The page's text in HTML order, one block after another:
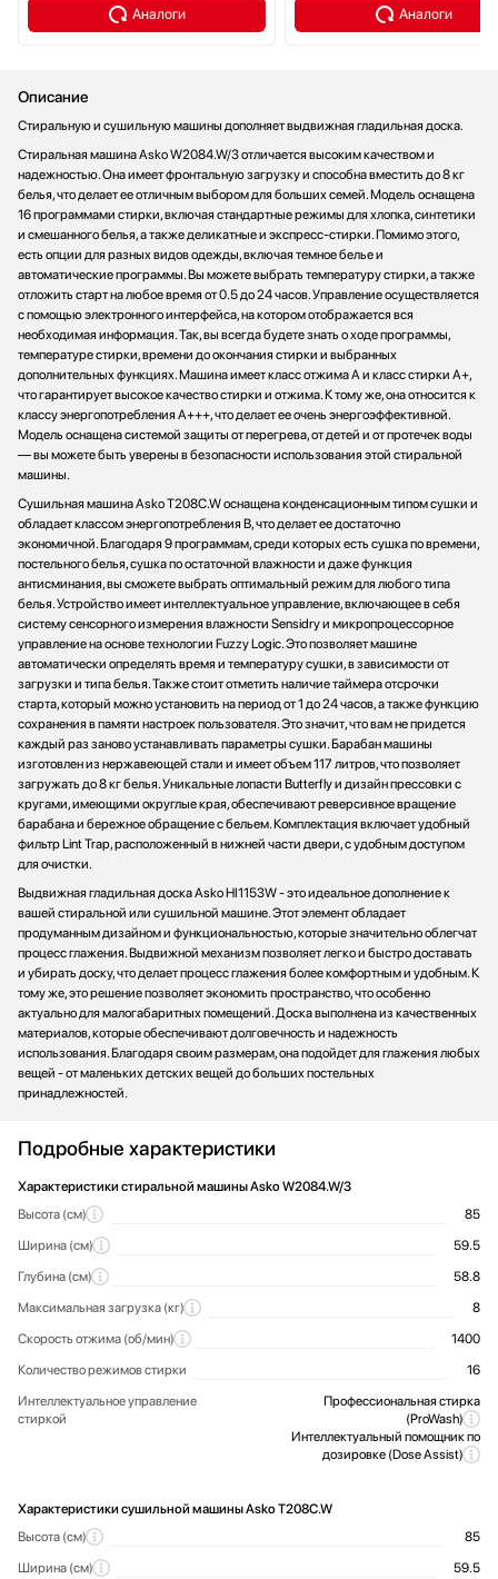
Аналоги Аналоги
Описание
Стиральную и сушильную машины дополняет выдвижная гладильная доска.
Стиральная машина Asko W2084.W/3 отличается высоким качеством и
надежностью. Она имеет фронтальную загрузку и способна вместить до 8 кг
белья, что делает ее отличным выбором для больших семей. Модель оснащена
16 программами стирки, включая стандартные режимы для хлопка, синтетики
и смешанного белья, а также деликатные и экспресс-стирки. Помимо этого,
есть опции для разных видов одежды, включая темное белье и
автоматические программы. Вы можете выбрать температуру стирки, а также
отложить старт на любое время от 0.5 до 24 часов. Управление осуществляется
с помощью электронного интерфейса, на котором отображается вся
необходимая информация. Так, вы всегда будете знать о ходе программы,
температуре стирки, времени до окончания стирки и выбранных
дополнительных функциях. Машина имеет класс отжима A и класс стирки A+,
что гарантирует высокое качество стирки и отжима. К тому же, она относится к
классу энергопотребления A+++, что делает ее очень энергоэффективной.
Модель оснащена системой защиты от перегрева, от детей и от протечек воды
— вы можете быть уверены в безопасности использования этой стиральной
машины.
Сушильная машина Asko T208C.W оснащена конденсационным типом сушки и
обладает классом энергопотребления B, что делает ее достаточно
экономичной. Благодаря 9 программам, среди которых есть сушка по времени,
постельного белья, сушка по остаточной влажности и даже функция
антисминания, вы сможете выбрать оптимальный режим для любого типа
белья. Устройство имеет интеллектуальное управление, включающее в себя
систему сенсорного измерения влажности Sensidry и микропроцессорное
управление на основе технологии Fuzzy Logic. Это позволяет машине
автоматически определять время и температуру сушки, в зависимости от
загрузки и типа белья. Также стоит отметить наличие таймера отсрочки
старта, который можно установить на период от 1 до 24 часов, а также функцию
сохранения в памяти настроек пользователя. Это значит, что вам не придется
каждый раз заново устанавливать параметры сушки. Барабан машины
изготовлен из нержавеющей стали и имеет объем 117 литров, что позволяет
загружать до 8 кг белья. Уникальные лопасти Butterfly и дизайн прессовки с
кругами, имеющими округлые края, обеспечивают реверсивное вращение
барабана и бережное обращение с бельем. Комплектация включает удобный
фильтр Lint Trap, расположенный в нижней части двери, с удобным доступом
для очистки.
Выдвижная гладильная доска Asko HI1153W - это идеальное дополнение к
вашей стиральной или сушильной машине. Этот элемент обладает
продуманным дизайном и функциональностью, которые значительно облегчат
процесс глажения. Выдвижной механизм позволяет легко и быстро доставать
и убирать доску, что делает процесс глажения более комфортным и удобным. К
тому же, это решение позволяет экономить пространство, что особенно
актуально для малогабаритных помещений. Доска выполнена из качественных
материалов, которые обеспечивают долговечность и надежность
использования. Благодаря своим размерам, она подойдет для глажения любых
вещей - от маленьких детских вещей до больших постельных
принадлежностей.
Подробные характеристики
Характеристики стиральной машины Asko W2084.W/3
Высота (см)
85
Ширина (см)
59.5
Глубина (см)
58.8
Максимальная загрузка (кг)
8
Скорость отжима (об/мин)
1400
Количество режимов стирки
16
Интеллектуальное управление
стиркой
Профессиональная стирка
(ProWash)
Интеллектуальный помощник по
дозировке (Dose Assist)
Характеристики сушильной машины Asko T208C.W
Высота (см)
85
Ширина (см)
59.5